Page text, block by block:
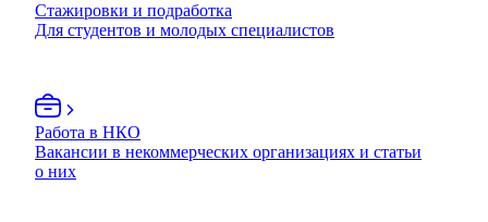
Стажировки и подработка
Для студентов и молодых специалистов
Работа в НКО
Вакансии в некоммерческих организациях и статьи
о них